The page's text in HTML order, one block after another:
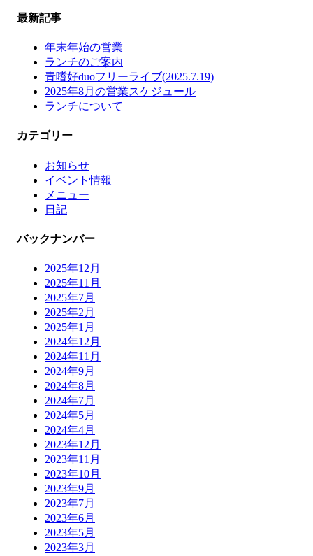
最新記事
年末年始の営業
ランチのご案内
青嗜好duoフリーライブ(2025.7.19)
2025年8月の営業スケジュール
ランチについて
カテゴリー
お知らせ
イベント情報
メニュー
日記
バックナンバー
2025年12月
2025年11月
2025年7月
2025年2月
2025年1月
2024年12月
2024年11月
2024年9月
2024年8月
2024年7月
2024年5月
2024年4月
2023年12月
2023年11月
2023年10月
2023年9月
2023年7月
2023年6月
2023年5月
2023年3月